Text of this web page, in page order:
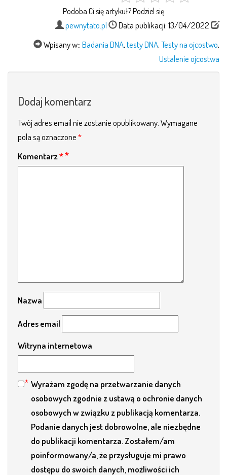
Podoba Ci się artykuł? Podziel się
pewnytato.pl
Data publikacji: 13/04/2022
Wpisany w::Badania DNA,testy DNA,Testy na ojcostwo,
Ustalenie ojcostwa
Dodaj komentarz
Twój adres email nie zostanie opublikowany. Wymagane
pola są oznaczone*
Komentarz*
Nazwa
Adres email
Witryna internetowa
Wyrażam zgodę na przetwarzanie danych
osobowych zgodnie z ustawą o ochronie danych
osobowych w związku z publikacją komentarza.
Podanie danych jest dobrowolne, ale niezbędne
do publikacji komentarza. Zostałem/am
poinformowany/a, że przysługuje mi prawo
dostępu do swoich danych, możliwości ich